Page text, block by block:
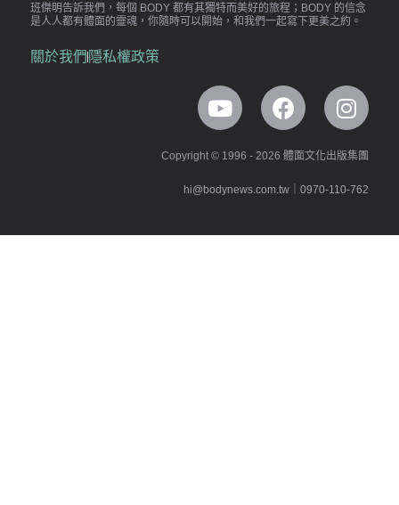
班傑明告訴我們，每個 BODY 都有其獨特而美好的旅程；BODY 的信念
是人人都有體面的靈魂，你隨時可以開始，和我們一起寫下更美之約。
關於我們 隱私權政策
Copyright © 1996 - 2026 體面文化出版集團
hi@bodynews.com.tw 0970-110-762